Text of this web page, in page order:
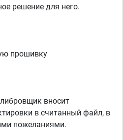
решение для него.
прошивку
вносит
в считанный файл, в
пожеланиями.